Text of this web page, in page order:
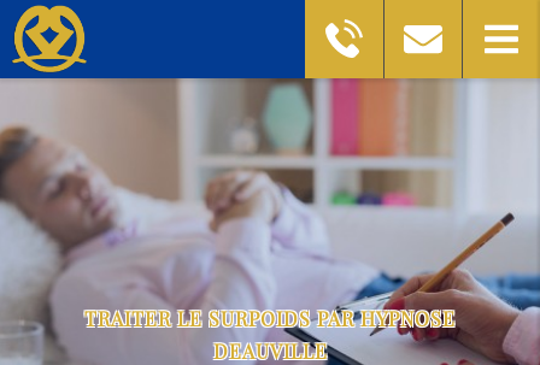
TRAITER LE SURPOIDS PAR HYPNOSE
DEAUVILLE